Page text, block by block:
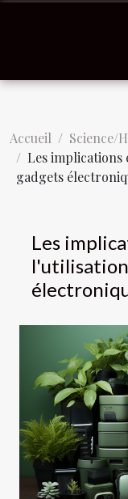
Accueil
Science/
Les implications
gadgets
Les